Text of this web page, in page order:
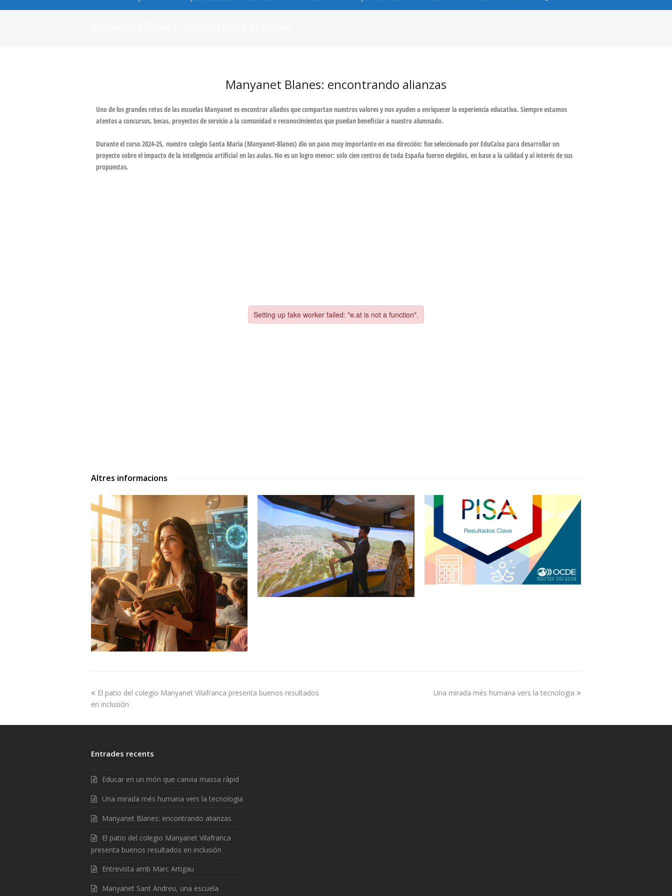
Manyanet Blanes: encontrando alianzas
Uno de los grandes retos de las escuelas Manyanet es encontrar aliados que compartan nuestros valores y nos ayuden a enriquecer la experiencia educativa. Siempre estamos
atentos a concursos, becas, proyectos de servicio a la comunidad o reconocimientos que puedan beneficiar a nuestro alumnado.
Durante el curso 2024-25, nuestro colegio Santa Maria (Manyanet-Blanes) dio un paso muy importante en esa dirección: fue seleccionado por EduCaixa para desarrollar un
proyecto sobre el impacto de la inteligencia artificial en las aulas. No es un logro menor: solo cien centros de toda España fueron elegidos, en base a la calidad y al interés de sus
propuestas.
Altres informacions
El patio del colegio Manyanet Vilafranca presenta buenos resultados
en inclusión
Una mirada més humana vers la tecnologia
Entrades recents
Educar en un món que canvia massa ràpid
Una mirada més humana vers la tecnologia
Manyanet Blanes: encontrando alianzas
El patio del colegio Manyanet Vilafranca
presenta buenos resultados en inclusión
Entrevista amb Marc Artigau
Manyanet Sant Andreu, una escuela